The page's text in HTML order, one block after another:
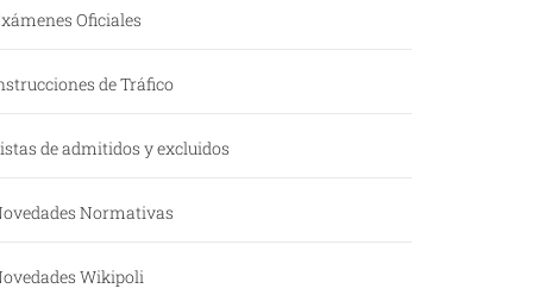
Oficiales
de Tráfico
de admitidos y excluidos
Normativas
Wikipoli